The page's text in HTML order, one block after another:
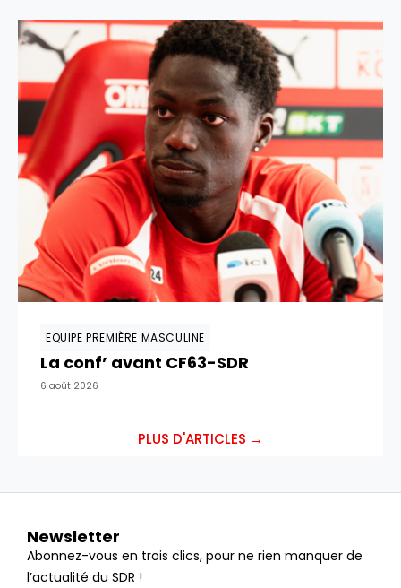
EQUIPE PREMIÈRE MASCULINE
La conf’ avant CF63-SDR
6 août 2026
PLUS D'ARTICLES →
Newsletter
Abonnez-vous en trois clics, pour ne rien manquer de
l’actualité du SDR !